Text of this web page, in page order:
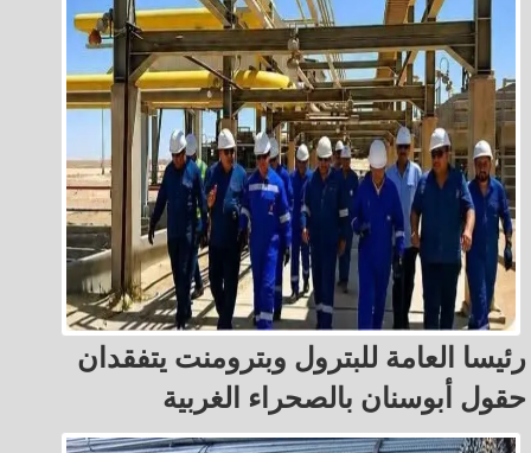
رئيسا العامة للبترول وبترومنت يتفقدان
حقول أبوسنان بالصحراء الغربية